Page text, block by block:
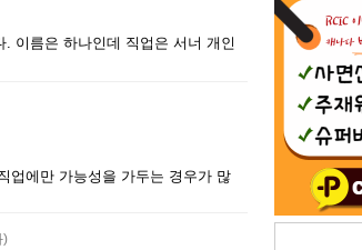
이름은 하나인데 직업은 서너 개인
업에만 가능성을 가두는 경우가 많
)